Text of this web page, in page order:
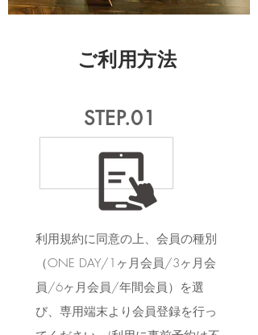
ご利用方法
利用規約に同意の上、会員の種別
（ONE DAY/1ヶ月会員/3ヶ月会
員/6ヶ月会員/年間会員） を選
び、専用端末より会員登録を行っ
STEP.01